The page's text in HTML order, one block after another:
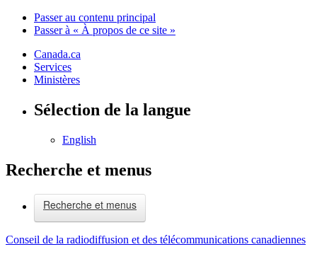
Passer au contenu principal
Passer à « À propos de ce site »
Canada.ca
Services
Ministères
Sélection de la langue
English
Recherche et menus
Recherche et menus
Conseil de la radiodiffusion et des télécommunications canadiennes